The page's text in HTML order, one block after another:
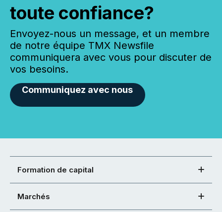
toute confiance?
Envoyez-nous un message, et un membre
de notre équipe TMX Newsfile
communiquera avec vous pour discuter de
vos besoins.
Communiquez avec nous
Formation de capital
Marchés